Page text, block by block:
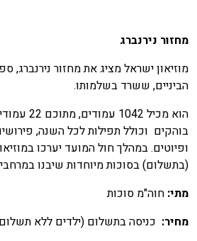
חזור נירנברג
ישראל מציג את מחזור נירנברג,
ששרד בשלמותו.
הוא מכיל 1042
וכולל תפילות לכל השנה,
במהלך חול המועד יערכו
בסוכות מיוחדות שיבנו במרחבי
חוה"מ סוכות
כניסה בתשלום (ילדים ללא תשלום)